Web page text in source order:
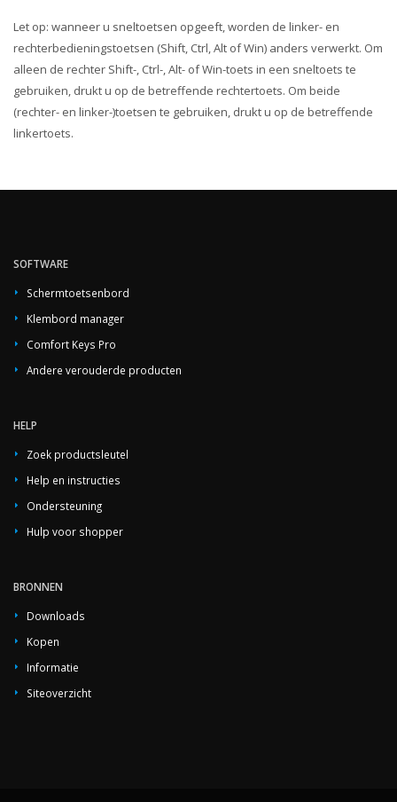
Let op: wanneer u sneltoetsen opgeeft, worden de linker- en
rechterbedieningstoetsen (Shift, Ctrl, Alt of Win) anders verwerkt. Om
alleen de rechter Shift-, Ctrl-, Alt- of Win-toets in een sneltoets te
gebruiken, drukt u op de betreffende rechtertoets. Om beide
(rechter- en linker-)toetsen te gebruiken, drukt u op de betreffende
linkertoets.
SOFTWARE
Schermtoetsenbord
Klembord manager
Comfort Keys Pro
Andere verouderde producten
HELP
Zoek productsleutel
Help en instructies
Ondersteuning
Hulp voor shopper
BRONNEN
Downloads
Kopen
Informatie
Siteoverzicht